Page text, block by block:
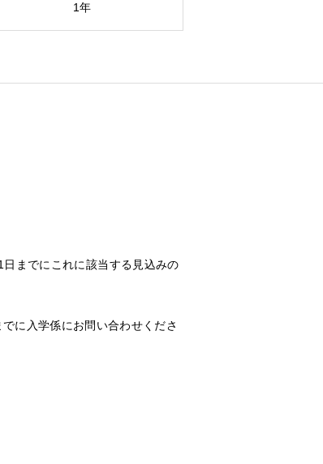
1年
までにこれに該当する見込みの
に入学係にお問い合わせくださ